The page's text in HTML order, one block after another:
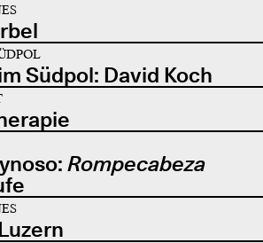
Südpol: David Koch
Rompecabeza